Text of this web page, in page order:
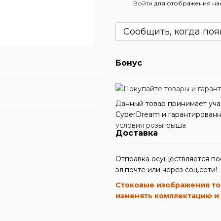
Войти для отображения
Сообщить, когда
Бонус
Данный товар принимает
CyberDream и
условия розыгрыша
Доставка
Отправка осуществляется
эл.почте или через соц.сети!
Стоковые изображения
изменять комплектацию